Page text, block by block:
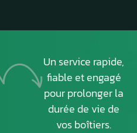
Un service rapide,
fiable et engagé
pour prolonger la
durée de vie de
vos boîtiers.